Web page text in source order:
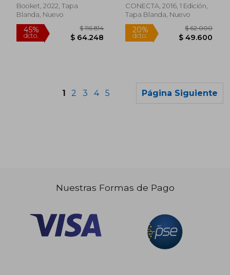
dcto. $ 42.000 dcto.
Booket, 2022, Tapa
Blanda, Nuevo
CONECTA, 2016, 1 Edición,
Tapa Blanda, Nuevo
1 2 3 4 5 Página Siguiente
Nuestras Formas de Pago